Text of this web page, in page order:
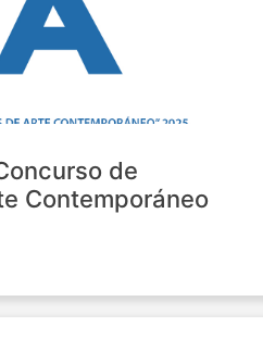
de
Contemporáneo